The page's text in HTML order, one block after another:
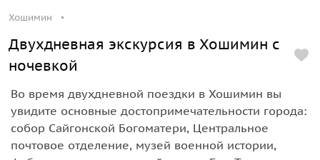
Хошимин
Двухдневная экскурсия в Хошимин с
ночевкой
Во время двухдневной поездки в Хошимин вы
увидите основные достопримечательности города:
собор Сайгонской Богоматери, Центральное
почтовое отделение, музей военной истории,